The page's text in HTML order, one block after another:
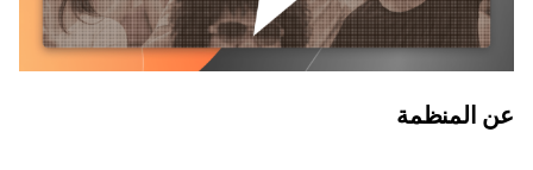
عن المنظمة